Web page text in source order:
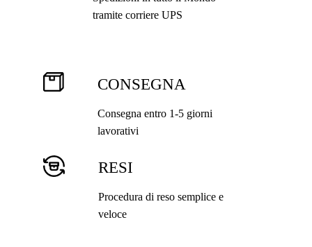
tramite corriere UPS
CONSEGNA
Consegna entro 1-5 giorni
lavorativi
RESI
Procedura di reso semplice e
veloce